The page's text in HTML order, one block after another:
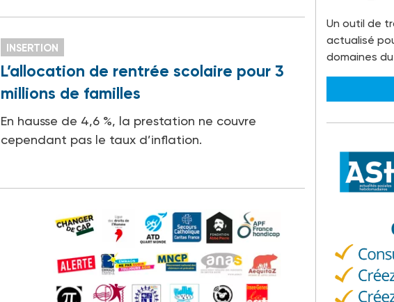
INSERTION
L’allocation de rentrée scolaire pour 3
millions de familles
En hausse de 4,6 %, la prestation ne couvre
cependant pas le taux d’inflation.
Un outil de
actualisé
domaines